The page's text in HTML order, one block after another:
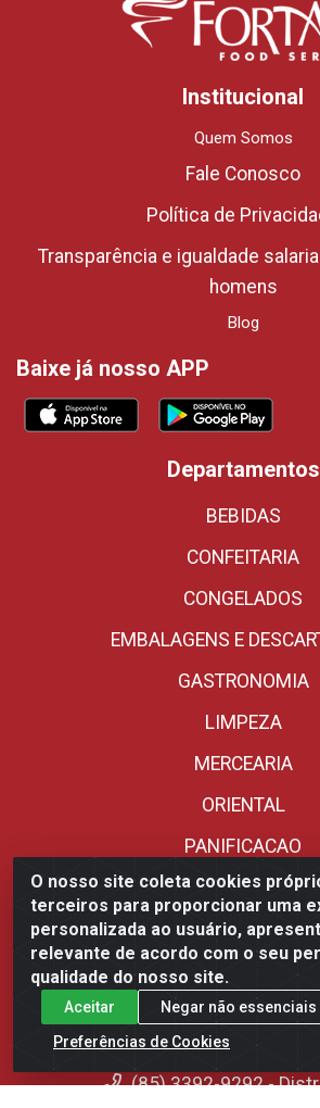
O nosso site coleta cookies
terceiros para proporcionar uma
personalizada ao usuário,
relevante de acordo com o seu
qualidade do nosso site.
Aceitar
Negar não essenciais
Preferências de Cookies
Institucional
Quem Somos
Fale Conosco
Política de
Transparência e igualdade
homens
Blog
Baixe já nosso APP
Departamentos
BEBIDAS
CONFEITARIA
CONGELADOS
EMBALAGENS E
GASTRONOMIA
LIMPEZA
MERCEARIA
ORIENTAL
PANIFICACAO
REFRIGERADOS
SORVETERIA
UTENSILIOS
Fale Conosco
(85) 3392-9292 -